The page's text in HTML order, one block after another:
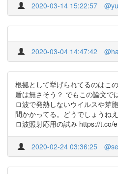
2020-03-14 15:22:57
2020-03-04 14:47:42
根拠として挙げられてるのはこ
盾は無さそう？ でもこの論文で
ロ波で発熱しないウイルスや芽
間かかってる。どうでしょうね
ロ波照射応用の試み https://t.co/
2020-02-24 03:36:25